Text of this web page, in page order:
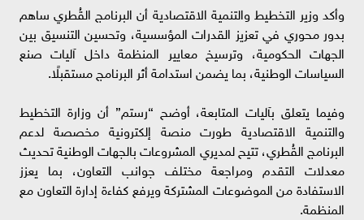
وأكد وزير التخطيط والتنمية الاقتصادية أن البرنامج القُطري ساهم
بدور محوري في تعزيز القدرات المؤسسية، وتحسين التنسيق بين
الجهات الحكومية، وترسيخ معايير المنظمة داخل آليات صنع
السياسات الوطنية، بما يضمن استدامة أثر البرنامج مستقبلًا.
وفيما يتعلق بآليات المتابعة، أوضح “رستم” أن وزارة التخطيط
والتنمية الاقتصادية طورت منصة إلكترونية مخصصة لدعم
البرنامج القُطري، تتيح لمديري المشروعات بالجهات الوطنية تحديث
معدلات التقدم ومراجعة مختلف جوانب التعاون، بما يعزز
الاستفادة من الموضوعات المشتركة ويرفع كفاءة إدارة التعاون مع
المنظمة.